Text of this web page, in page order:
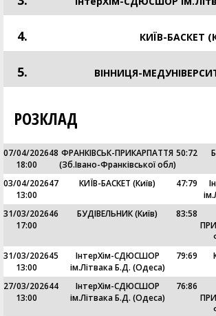
4. КИЇВ-БАСКЕТ
5.
ВІННИЦЯ-
РОЗКЛАД
07/04/2026
18:00
48 ФРАНКІВСЬК-ПРИКАРПАТТЯ
(Зб.Івано-Франківської обл)
50:72
03/04/2026
13:00
47 КИЇВ-БАСКЕТ (Київ) 47:79
31/03/2026
17:00
46 БУДІВЕЛЬНИК (Київ) 83:58
31/03/2026
13:00
45
ІнтерХім-СДЮСШОР
ім.Літвака Б.Д. (Одеса)
79:69
27/03/2026
13:00
44
ІнтерХім-СДЮСШОР
ім.Літвака Б.Д. (Одеса)
76:86